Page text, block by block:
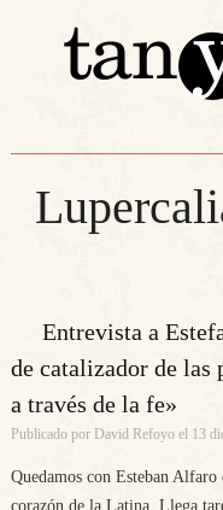
Entrevista a
de catalizador de las
a través de la fe»
Publicado por David Refoyoel 13
Quedamos con Esteban
corazón de la Latina. Llega